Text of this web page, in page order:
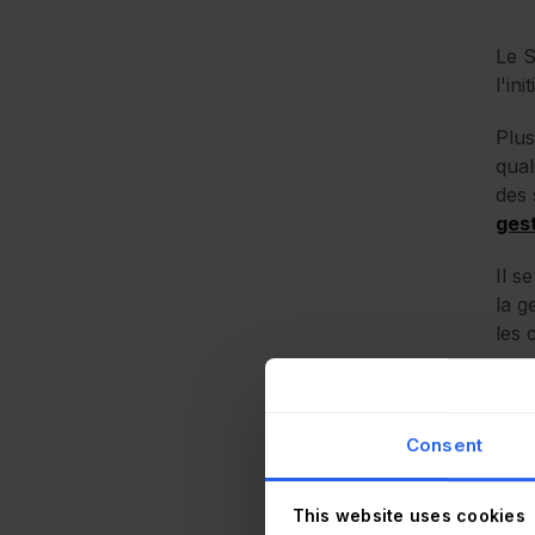
Consent
This website uses cookies
Le
des
Il
la
les